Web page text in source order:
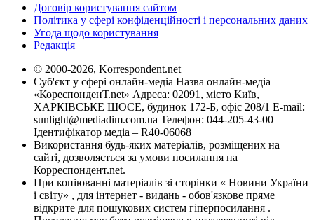
Договір користування сайтом
Політика у сфері конфіденційності і персональних даних
Угода щодо користування
Редакція
© 2000-2026, Korrespondent.net
Суб'єкт у сфері онлайн-медіа Назва онлайн-медіа –
«КореспонденТ.net» Адреса: 02091, місто Київ,
ХАРКІВСЬКЕ ШОСЕ, будинок 172-Б, офіс 208/1 E-mail:
sunlight@mediadim.com.ua Телефон: 044-205-43-00
Ідентифікатор медіа – R40-06068
Використання будь-яких матеріалів, розміщених на
сайті, дозволяється за умови посилання на
Корреспондент.net.
При копіюванні матеріалів зі сторінки « Новини України
і світу» , для інтернет - видань - обов'язкове пряме
відкрите для пошукових систем гіперпосилання .